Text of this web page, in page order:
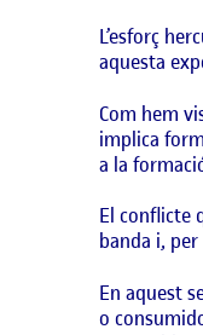
L’esforç
aquesta
Com hem
implica
a la
El conflicte
banda i,
En aquest
o